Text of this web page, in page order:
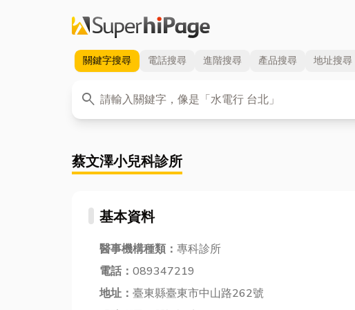
關鍵字搜尋 電話搜尋 進階搜尋 產品搜尋 地址搜尋
search
關鍵字
蔡文澤小兒科診所
基本資料
醫事機構種類： 專科診所
電話： 089347219
地址： 臺東縣臺東市中山路262號